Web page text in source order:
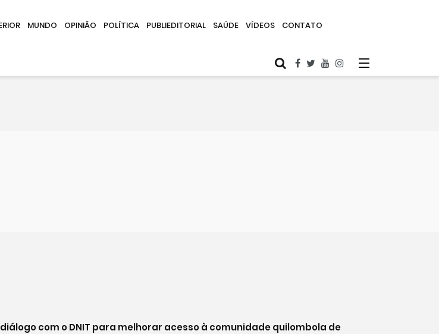
MUNDO OPINIÃO POLÍTICA PUBLIEDITORIAL SAÚDE VÍDEOS CONTATO
com o DNIT para melhorar acesso à comunidade quilombola de